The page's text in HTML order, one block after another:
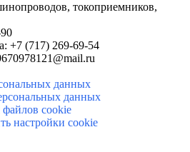
токоприемников,
+7 (717) 269-69-54
данных
данных
файлов cookie
настройки cookie